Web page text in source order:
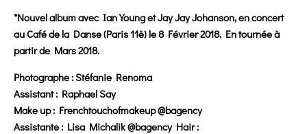
*Nouvel album avec Ian Young et Jay Jay Johanson, en concert
au Café de la Danse (Paris 11è) le 8 Février 2018. En tournée à
partir de Mars 2018.
Photographe : Stéfanie Renoma
Assistant : Raphael Say
Make up : Frenchtouchofmakeup @bagency
Assistante : Lisa Michalik @bagency Hair :